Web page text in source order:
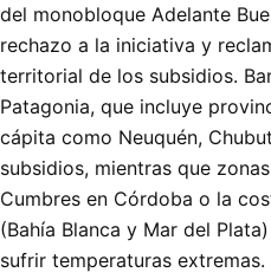
del monobloque Adelante
rechazo a la iniciativa y
territorial de los subsidios.
Patagonia, que incluye
cápita como Neuquén,
subsidios, mientras que
Cumbres en Córdoba o la
(Bahía Blanca y Mar del
sufrir temperaturas extremas.